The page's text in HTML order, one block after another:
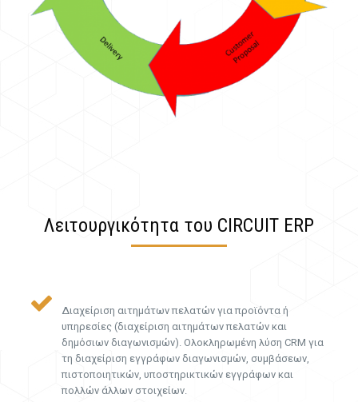
Λειτουργικότητα του CIRCUIT ERP
Διαχείριση αιτημάτων πελατών για προϊόντα ή
υπηρεσίες (διαχείριση αιτημάτων πελατών και
δημόσιων διαγωνισμών). Ολοκληρωμένη λύση CRM για
τη διαχείριση εγγράφων διαγωνισμών, συμβάσεων,
πιστοποιητικών, υποστηρικτικών εγγράφων και
πολλών άλλων στοιχείων.